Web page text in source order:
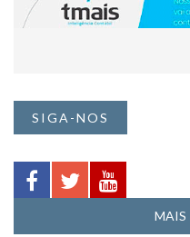
SIGA-NOS
MAIS